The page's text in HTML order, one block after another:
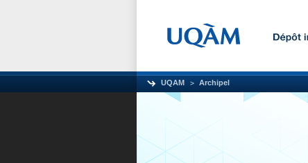
UQAM Archipel